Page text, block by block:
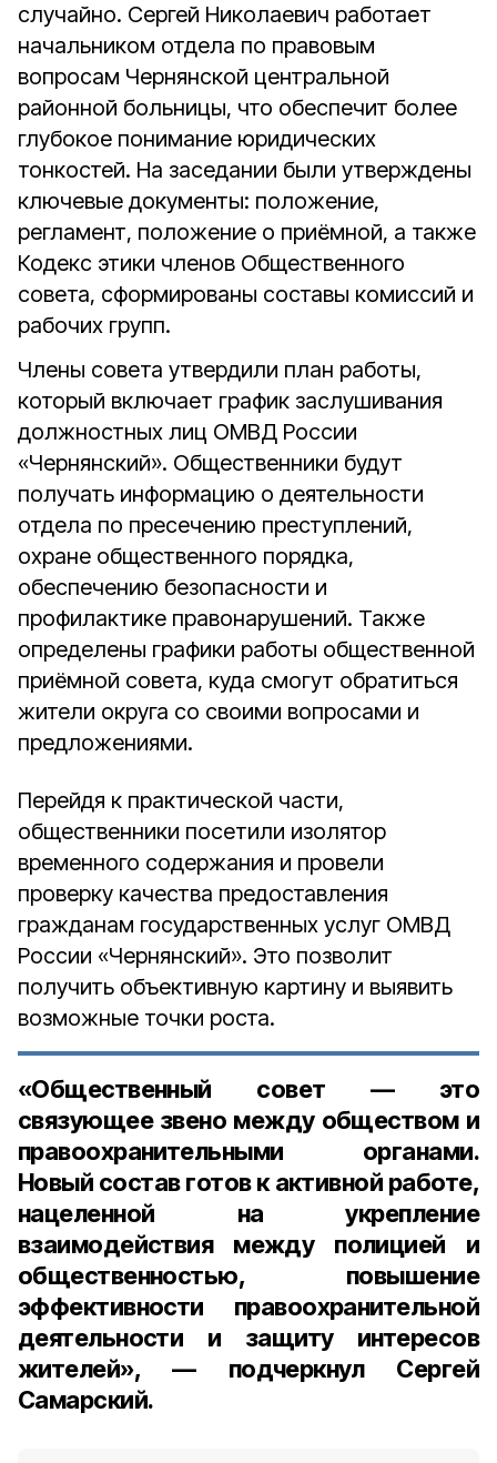
случайно. Сергей Николаевич работает
начальником отдела по правовым
вопросам Чернянской центральной
районной больницы, что обеспечит более
глубокое понимание юридических
тонкостей. На заседании были утверждены
ключевые документы: положение,
регламент, положение о приёмной, а также
Кодекс этики членов Общественного
совета, сформированы составы комиссий и
рабочих групп.
Члены совета утвердили план работы,
который включает график заслушивания
должностных лиц ОМВД России
«Чернянский». Общественники будут
получать информацию о деятельности
отдела по пресечению преступлений,
охране общественного порядка,
обеспечению безопасности и
профилактике правонарушений. Также
определены графики работы общественной
приёмной совета, куда смогут обратиться
жители округа со своими вопросами и
предложениями.
Перейдя к практической части,
общественники посетили изолятор
временного содержания и провели
проверку качества предоставления
гражданам государственных услуг ОМВД
России «Чернянский». Это позволит
получить объективную картину и выявить
возможные точки роста.
«Общественный совет — это
связующее звено между обществом и
правоохранительными органами.
Новый состав готов к активной работе,
нацеленной на укрепление
взаимодействия между полицией и
общественностью, повышение
эффективности правоохранительной
деятельности и защиту интересов
жителей», — подчеркнул Сергей
Самарский.